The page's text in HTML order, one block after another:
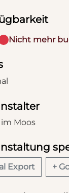
Nicht mehr
Moos
Export +